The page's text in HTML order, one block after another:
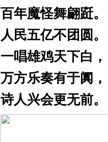
百年魔怪舞翩跹。
人民五亿不团圆。
一唱雄鸡天下白，
万方乐奏有于阗，
诗人兴会更无前。